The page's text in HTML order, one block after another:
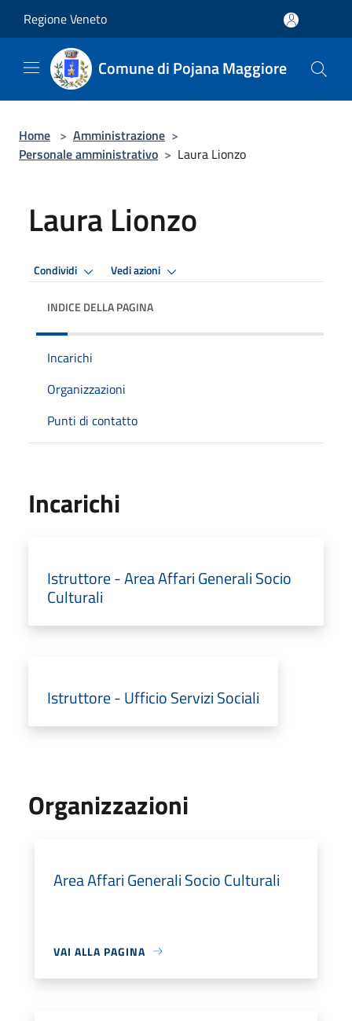
Regione Veneto
Comune di Pojana Maggiore
Home > Amministrazione >
Personale amministrativo > Laura Lionzo
Laura Lionzo
Condividi Vedi azioni
INDICE DELLA PAGINA
Incarichi
Organizzazioni
Punti di contatto
Incarichi
Istruttore - Area Affari Generali Socio
Culturali
Istruttore - Ufficio Servizi Sociali
Organizzazioni
Area Affari Generali Socio Culturali
VAI ALLA PAGINA